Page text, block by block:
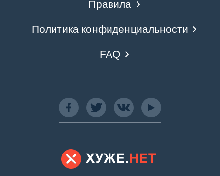
Правила
Политика конфиденциальности
FAQ